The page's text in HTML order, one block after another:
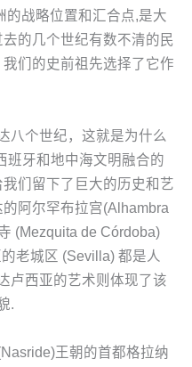
的战略位置和汇合点,是大
的几个世纪有数不清的民
们的史前祖先选择了它作
八个世纪，这就是为什么
班牙和地中海文明融合的
们留下了巨大的历史和艺
阿尔罕布拉宫(Alhambra
(Mezquita de Córdoba)
老城区 (Sevilla) 都是人
卢西亚的艺术则体现了该
.
王朝的首都格拉纳